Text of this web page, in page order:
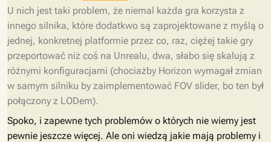
U nich jest taki problem, że niemal każda gra korzysta z
innego silnika, które dodatkwo są zaprojektowane z myślą o
jednej, konkretnej platformie przez co, raz, ciężej takie gry
przeportować niż coś na Unrealu, dwa, słabo się skalują z
różnymi konfiguracjami (chociażby Horizon wymagał zmian
w samym silniku by zaimplementować FOV slider, bo ten był
połączony z LODem).
Spoko, i zapewne tych problemów o których nie wiemy jest
pewnie jeszcze więcej. Ale oni wiedzą jakie mają problemy i